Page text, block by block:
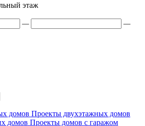
этаж
—
—
домов Проекты двухэтажных домов
домов Проекты домов с гаражом